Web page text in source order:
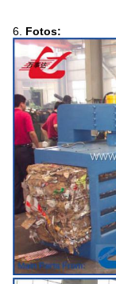
6. Fotos: